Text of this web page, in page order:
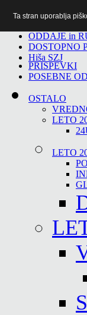
ODDAJE in
DOSTOPNO
Hiša SZJ
PRISPEVKI
POSEBNE
OSTALO
LETO
LETO
Ta stran uporablja